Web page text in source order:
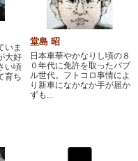
いま
大好
い頃
育ち
堂島 昭
日本車華やかなりし頃の８
０年代に免許を取ったバブ
ル世代。フトコロ事情によ
り新車になかなか手が届か
ずも...